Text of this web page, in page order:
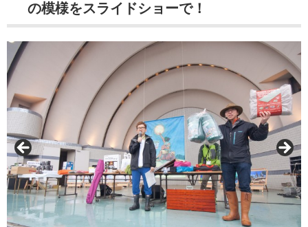
の模様をスライドショーで！